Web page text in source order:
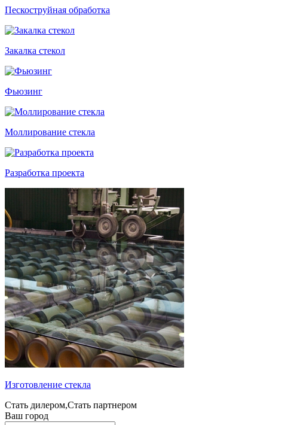
Пескоструйная обработка
Закалка стекол
Фьюзинг
Моллирование стекла
Разработка проекта
Изготовление стекла
Стать дилером,Стать партнером
Ваш город